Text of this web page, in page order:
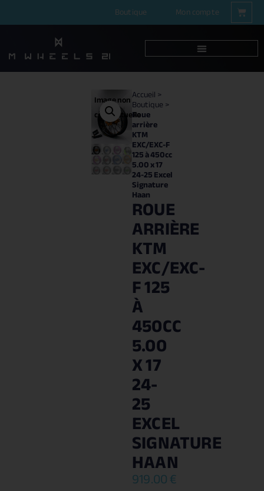
Boutique Mon compte
Image non
contractuelle
Accueil>
Boutique>
Roue
arrière
KTM
EXC/EXC-F
125 à 450cc
5.00 x 17
24-25 Excel
Signature
Haan
ROUE
ARRIÈRE
KTM
EXC/EXC-
F 125
À
450CC
5.00
X 17
24-
25
EXCEL
SIGNATURE
HAAN
919.00€